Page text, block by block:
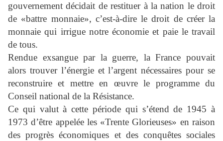
gouvernement décidait de restituer à la nation le droit
de «battre monnaie», c’est-à-dire le droit de créer la
monnaie qui irrigue notre économie et paie le travail
de tous.
Rendue exsangue par la guerre, la France pouvait
alors trouver l’énergie et l’argent nécessaires pour se
reconstruire et mettre en œuvre le programme du
Conseil national de la Résistance.
Ce qui valut à cette période qui s’étend de 1945 à
1973 d’être appelée les «Trente Glorieuses» en raison
des progrès économiques et des conquêtes sociales